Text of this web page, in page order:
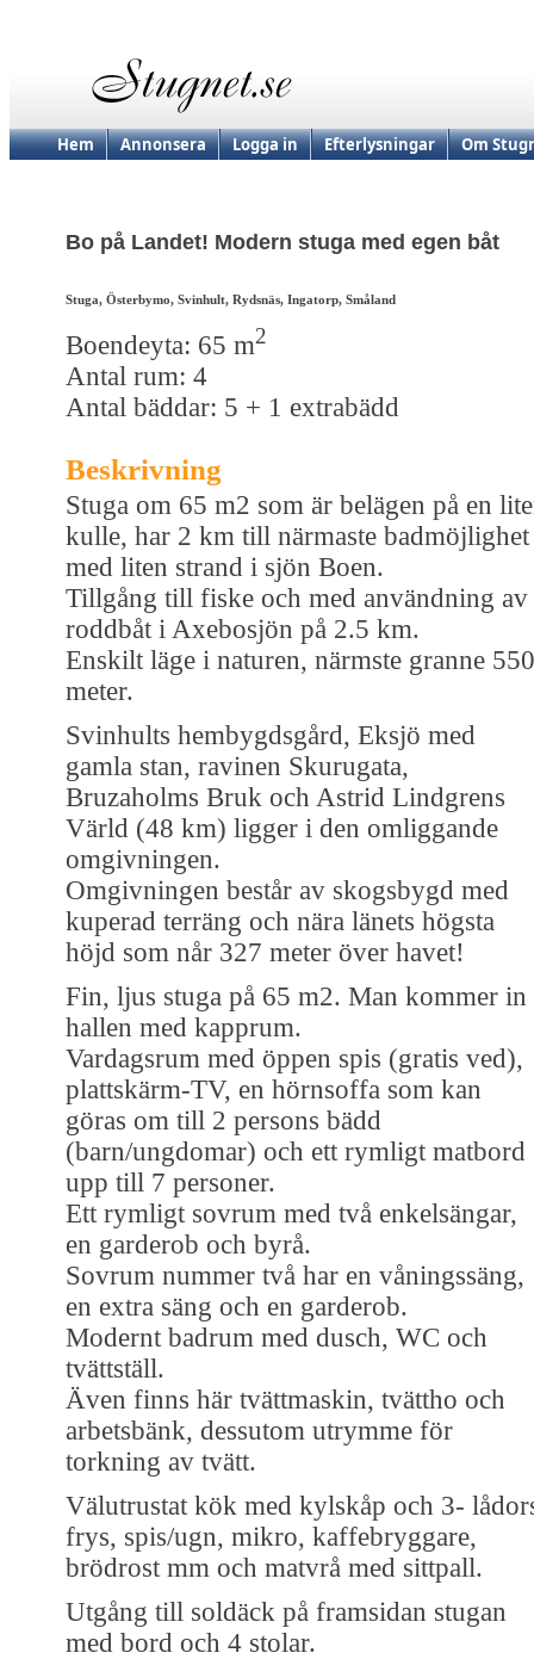
Hem Annonsera Logga in Efterlysningar Om
Bo på Landet! Modern stuga med egen båt
Stuga, Österbymo, Svinhult, Rydsnäs, Ingatorp, Småland
Boendeyta: 65 m2
Antal rum: 4
Antal bäddar: 5 + 1 extrabädd
Beskrivning
Stuga om 65 m2 som är belägen på en
kulle, har 2 km till närmaste badmöjlighet
med liten strand i sjön Boen.
Tillgång till fiske och med användning av
roddbåt i Axebosjön på 2.5 km.
Enskilt läge i naturen, närmste granne 550
meter.
Svinhults hembygdsgård, Eksjö med
gamla stan, ravinen Skurugata,
Bruzaholms Bruk och Astrid Lindgrens
Värld (48 km) ligger i den omliggande
omgivningen.
Omgivningen består av skogsbygd med
kuperad terräng och nära länets högsta
höjd som når 327 meter över havet!
Fin, ljus stuga på 65 m2. Man kommer in
hallen med kapprum.
Vardagsrum med öppen spis (gratis ved),
plattskärm-TV, en hörnsoffa som kan
göras om till 2 persons bädd
(barn/ungdomar) och ett rymligt matbord
upp till 7 personer.
Ett rymligt sovrum med två enkelsängar,
en garderob och byrå.
Sovrum nummer två har en våningssäng,
en extra säng och en garderob.
Modernt badrum med dusch, WC och
tvättställ.
Även finns här tvättmaskin, tvättho och
arbetsbänk, dessutom utrymme för
torkning av tvätt.
Välutrustat kök med kylskåp och 3-
frys, spis/ugn, mikro, kaffebryggare,
brödrost mm och matvrå med sittpall.
Utgång till soldäck på framsidan stugan
med bord och 4 stolar.